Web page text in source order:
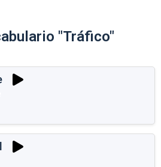
"Tráfico"